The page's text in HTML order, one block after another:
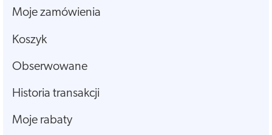
Moje zamówienia
Koszyk
Obserwowane
Historia transakcji
Moje rabaty